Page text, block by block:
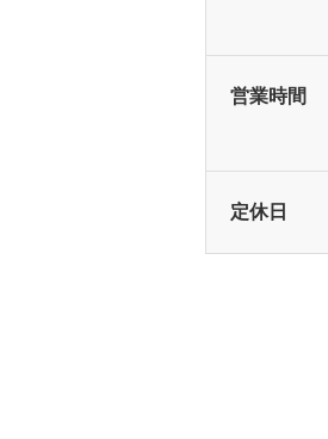
営業時間
定休日